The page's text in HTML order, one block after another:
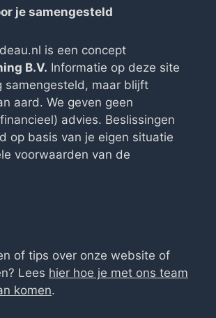
je samengesteld
is een concept
B.V. Informatie op deze site
samengesteld, maar blijft
aard. We geven geen
advies. Beslissingen
op basis van je eigen situatie
voorwaarden van de
of tips over onze website of
Lees hier hoe je met ons team
komen.